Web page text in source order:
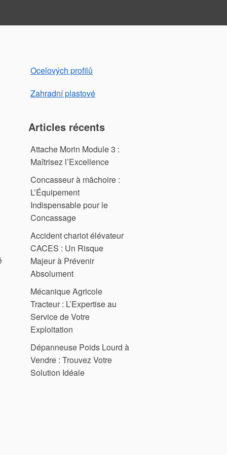
Ocelových profilů
Zahradní plastové
Articles récents
Attache Morin Module 3 :
Maîtrisez l’Excellence
Concasseur à mâchoire :
L’Équipement
Indispensable pour le
Concassage
Accident chariot élévateur
CACES : Un Risque
Majeur à Prévenir
Absolument
Mécanique Agricole
Tracteur : L’Expertise au
Service de Votre
Exploitation
Dépanneuse Poids Lourd à
Vendre : Trouvez Votre
Solution Idéale